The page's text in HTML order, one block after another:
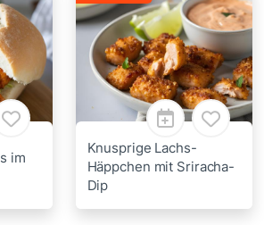
im
Knusprige Lachs-
Häppchen mit Sriracha-
Dip